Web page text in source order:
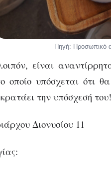
Πηγή: Προσωπικό
είναι
οποίο υπόσχεται ότι
την υπόσχεσή του!
Διονυσίου 11